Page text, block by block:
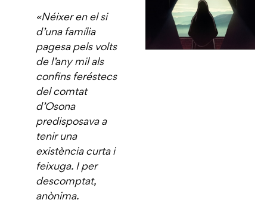
«Néixer en el si
d’una família
pagesa pels volts
de l’any mil als
confins feréstecs
del comtat
d’Osona
predisposava a
tenir una
existència curta i
feixuga. I per
descomptat,
anònima.